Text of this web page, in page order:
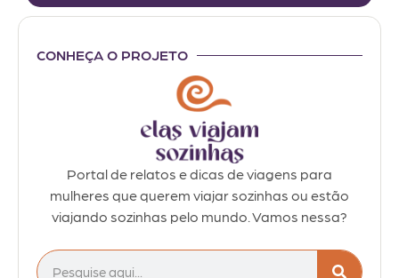
CONHEÇA O PROJETO
Portal de relatos e dicas de viagens para
mulheres que querem viajar sozinhas ou estão
viajando sozinhas pelo mundo. Vamos nessa?